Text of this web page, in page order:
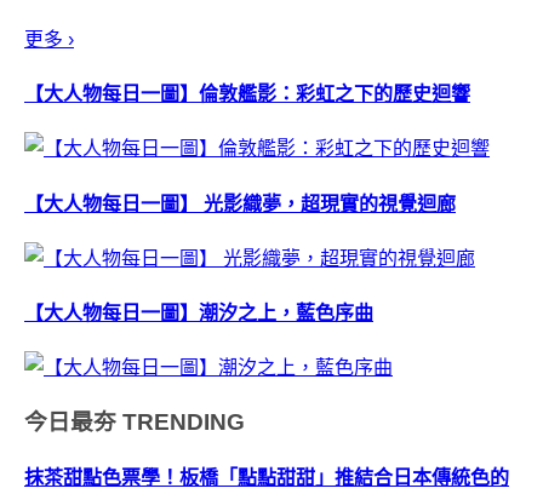
更多 ›
【大人物每日一圖】倫敦艦影：彩虹之下的歷史迴響
【大人物每日一圖】 光影織夢，超現實的視覺迴廊
【大人物每日一圖】潮汐之上，藍色序曲
今日最夯 TRENDING
抹茶甜點色票學！板橋「點點甜甜」推結合日本傳統色的